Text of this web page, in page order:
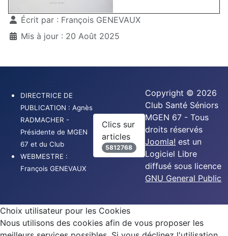
DétailsÉcrit par : François GENEVAUX
Mis à jour : 20 Août 2025
DIRECTRICE DE
PUBLICATION : Agnès
RADMACHER -
Présidente de MGEN
67 et du Club
WEBMESTRE :
François GENEVAUX
Clics sur
articles
5812768
Copyright © 2026
Club Santé Séniors
MGEN 67 - Tous
droits réservés
Joomla! est un
Logiciel Libre
diffusé sous licence
GNU General Public
Choix utilisateur pour les Cookies
Nous utilisons des cookies afin de vous proposer les